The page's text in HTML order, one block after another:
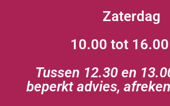
Zaterdag
10.00 tot
Tussen 12.30 en
beperkt advies,